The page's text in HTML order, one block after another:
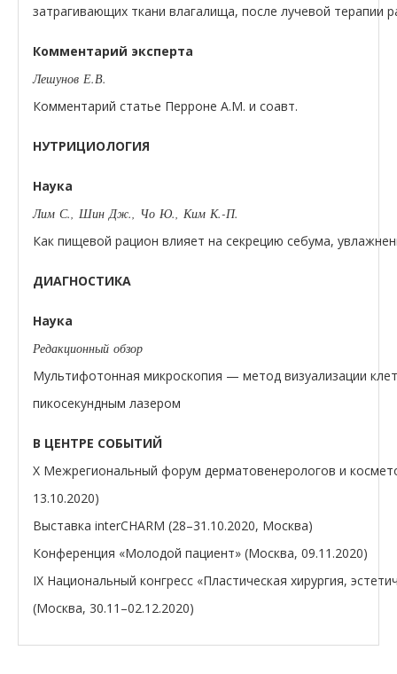
затрагивающих ткани влагалища, после лучевой терапии
Комментарий эксперта
Лешунов Е.В.
Комментарий статье Перроне А.М. и соавт.
НУТРИЦИОЛОГИЯ
Наука
Лим С., Шин Дж., Чо Ю., Ким К.-П.
Как пищевой рацион влияет на секрецию себума,
ДИАГНОСТИКА
Наука
Редакционный обзор
Мультифотонная микроскопия — метод визуализации
пикосекундным лазером
В ЦЕНТРЕ СОБЫТИЙ
X Межрегиональный форум дерматовенерологов и
13.10.2020)
Выставка interCHARM (28–31.10.2020, Москва)
Конференция «Молодой пациент» (Москва, 09.11.2020)
IX Национальный конгресс «Пластическая хирургия,
(Москва, 30.11–02.12.2020)